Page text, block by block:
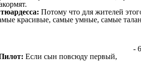
Потому что для жителей
красивые, самые умные, самые
Если сын повсюду первый,